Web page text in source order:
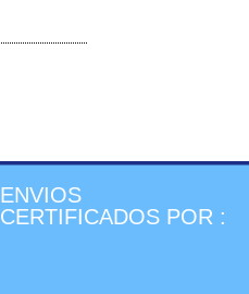
ENVIOS
CERTIFICADOS POR :